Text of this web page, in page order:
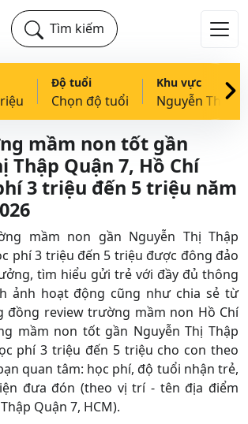
Tìm kiếm
Độ tuổi
Chọn độ tuổi
Khu vực
mầm non tốt gần
Thập Quận 7, Hồ Chí
3 triệu đến 5 triệu năm
mầm non gần Nguyễn Thị Thập
phí 3 triệu đến 5 triệu được đông đảo
tìm hiểu gửi trẻ với đầy đủ thông
ảnh hoạt động cũng như chia sẻ từ
đồng review trường mầm non Hồ Chí
mầm non tốt gần Nguyễn Thị Thập
phí 3 triệu đến 5 triệu cho con theo
quan tâm: học phí, độ tuổi nhận trẻ,
đưa đón (theo vị trí - tên địa điểm
Quận 7, HCM).